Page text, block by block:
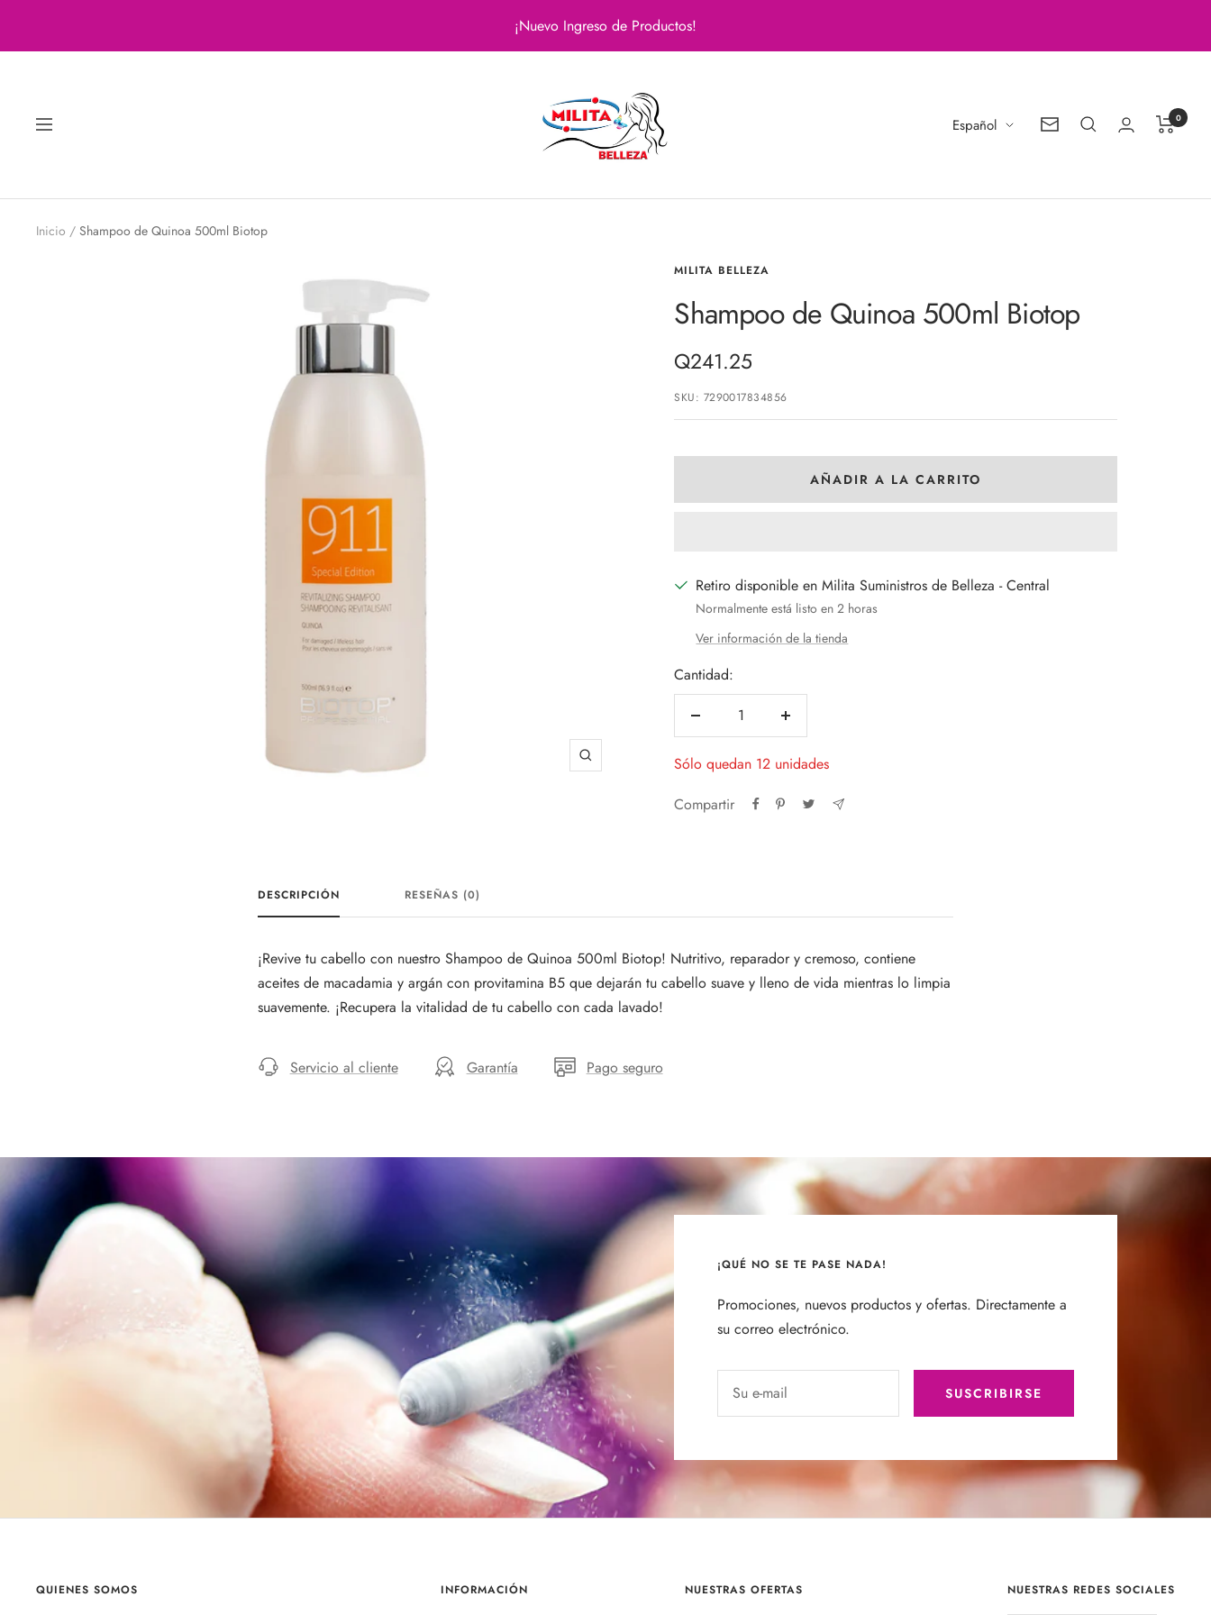
¡Nuevo Ingreso de Productos!
Navigación
Belleza
Idioma
Español
Boletín
0
Inicio Shampoo de Quinoa 500ml Biotop
Zoom
MILITA BELLEZA
Shampoo de Quinoa 500ml Biotop
Precio
de
venta
Q241.25
SKU: 7290017834856
AÑADIR A LA CARRITO
Retiro disponible en Milita Suministros de Belleza - Central
Normalmente está listo en 2 horas
Ver información de la tienda
Cantidad:
Decrecer
Aumentar
Sólo quedan 12 unidades
Compartir
DESCRIPCIÓN RESEÑAS (0)
¡Revive tu cabello con nuestro Shampoo de Quinoa 500ml Biotop! Nutritivo, reparador y cremoso, contiene
aceites de macadamia y argán con provitamina B5 que dejarán tu cabello suave y lleno de vida mientras lo limpia
suavemente. ¡Recupera la vitalidad de tu cabello con cada lavado!
Servicio al cliente Garantía Pago seguro
¡QUÉ NO SE TE PASE NADA!
Promociones, nuevos productos y ofertas. Directamente a
su correo electrónico.
Su e-mail SUSCRIBIRSE
QUIENES SOMOS INFORMACIÓN NUESTRAS OFERTAS NUESTRAS REDES SOCIALES